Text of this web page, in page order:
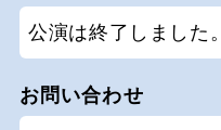
公演は終了しました。
お問い合わせ